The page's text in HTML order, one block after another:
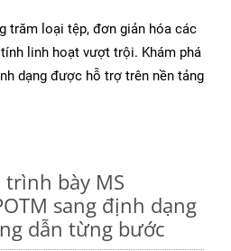
trăm loại tệp, đơn giản hóa các
linh hoạt vượt trội. Khám phá
dạng được hỗ trợ trên nền tảng
bày MS
sang định dạng
dẫn từng bước